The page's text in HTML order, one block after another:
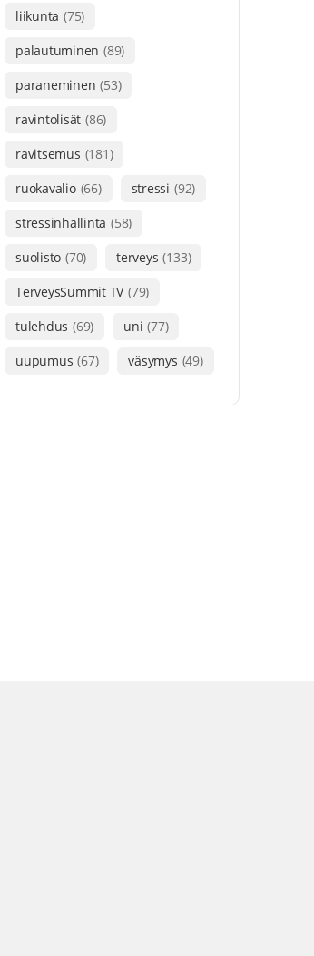
liikunta (75)
palautuminen (89)
paraneminen (53)
ravintolisät (86)
ravitsemus (181)
ruokavalio (66) stressi (92)
stressinhallinta (58)
suolisto (70) terveys (133)
TerveysSummit TV (79)
tulehdus (69) uni (77)
uupumus (67) väsymys (49)